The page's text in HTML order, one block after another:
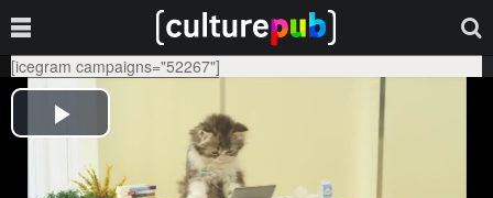
[icegram campaigns="52267"]